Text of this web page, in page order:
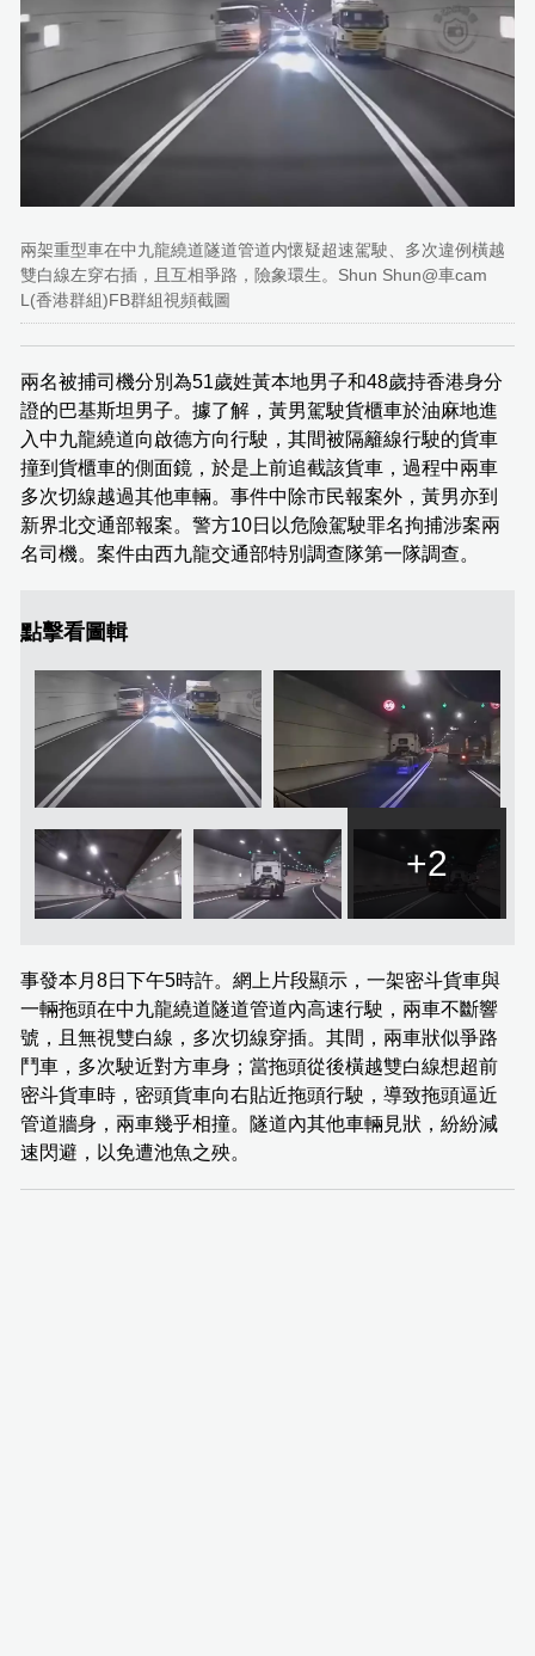
兩架重型車在中九龍繞道隧道管道内懷疑超速駕駛、多次違例橫越
雙白線左穿右插，且互相爭路，險象環生。Shun Shun@車cam
L(香港群組)FB群組視頻截圖
兩名被捕司機分別為51歲姓黃本地男子和48歲持香港身分
證的巴基斯坦男子。據了解，黃男駕駛貨櫃車於油麻地進
入中九龍繞道向啟德方向行駛，其間被隔籬線行駛的貨車
撞到貨櫃車的側面鏡，於是上前追截該貨車，過程中兩車
多次切線越過其他車輛。事件中除市民報案外，黃男亦到
新界北交通部報案。警方10日以危險駕駛罪名拘捕涉案兩
名司機。案件由西九龍交通部特別調查隊第一隊調查。
點擊看圖輯
+2
事發本月8日下午5時許。網上片段顯示，一架密斗貨車與
一輛拖頭在中九龍繞道隧道管道內高速行駛，兩車不斷響
號，且無視雙白線，多次切線穿插。其間，兩車狀似爭路
鬥車，多次駛近對方車身；當拖頭從後橫越雙白線想超前
密斗貨車時，密頭貨車向右貼近拖頭行駛，導致拖頭逼近
管道牆身，兩車幾乎相撞。隧道內其他車輛見狀，紛紛減
速閃避，以免遭池魚之殃。